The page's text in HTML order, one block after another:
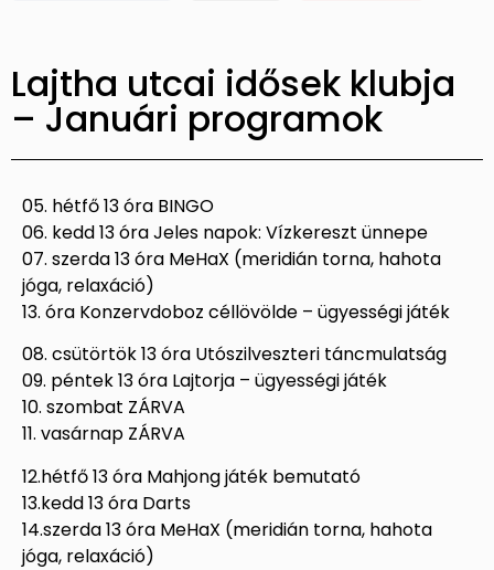
Lajtha utcai idősek klubja
– Januári programok
05. hétfő 13 óra BINGO
06. kedd 13 óra Jeles napok: Vízkereszt ünnepe
07. szerda 13 óra MeHaX (meridián torna, hahota
jóga, relaxáció)
13. óra Konzervdoboz céllövölde – ügyességi játék
08. csütörtök 13 óra Utószilveszteri táncmulatság
09. péntek 13 óra Lajtorja – ügyességi játék
10. szombat ZÁRVA
11. vasárnap ZÁRVA
12.hétfő 13 óra Mahjong játék bemutató
13.kedd 13 óra Darts
14.szerda 13 óra MeHaX (meridián torna, hahota
jóga, relaxáció)